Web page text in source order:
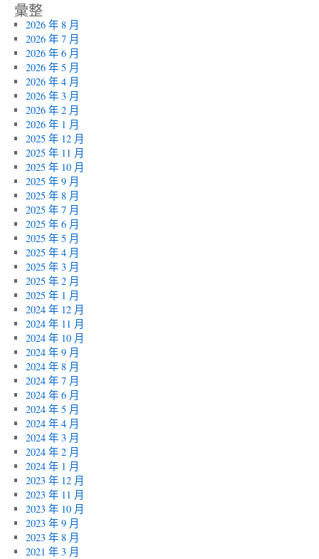
彙整
2026 年 8 月
2026 年 7 月
2026 年 6 月
2026 年 5 月
2026 年 4 月
2026 年 3 月
2026 年 2 月
2026 年 1 月
2025 年 12 月
2025 年 11 月
2025 年 10 月
2025 年 9 月
2025 年 8 月
2025 年 7 月
2025 年 6 月
2025 年 5 月
2025 年 4 月
2025 年 3 月
2025 年 2 月
2025 年 1 月
2024 年 12 月
2024 年 11 月
2024 年 10 月
2024 年 9 月
2024 年 8 月
2024 年 7 月
2024 年 6 月
2024 年 5 月
2024 年 4 月
2024 年 3 月
2024 年 2 月
2024 年 1 月
2023 年 12 月
2023 年 11 月
2023 年 10 月
2023 年 9 月
2023 年 8 月
2021 年 3 月